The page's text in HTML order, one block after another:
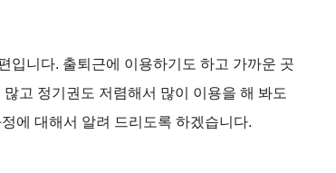
입니다. 출퇴근에 이용하기도 하고 가까운 곳
고 정기권도 저렴해서 많이 이용을 해 봐도
에 대해서 알려 드리도록 하겠습니다.